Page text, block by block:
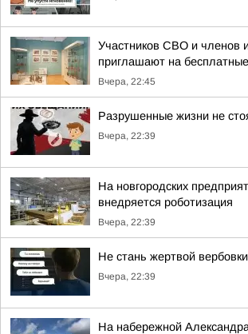
Участников СВО и членов
приглашают на бесплатные
Вчера, 22:45
Разрушенные жизни не
Вчера, 22:39
На новгородских
внедряется роботизация
Вчера, 22:39
Не стань жертвой вербовки
Вчера, 22:39
На набережной